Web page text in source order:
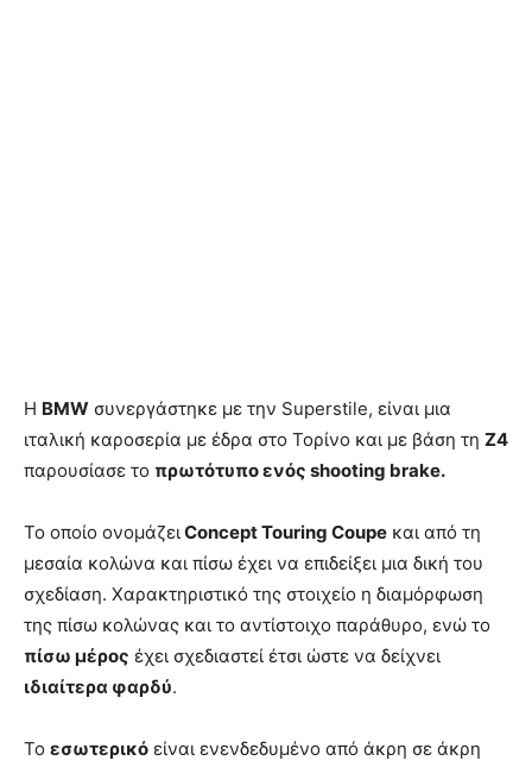
Η ΒΜW συνεργάστηκε με την Superstile, είναι μια
ιταλική καροσερία με έδρα στο Τορίνο και με βάση τη Z4
παρουσίασε το πρωτότυπο ενός shooting brake.
Το οποίο ονομάζειConcept Touring Coupe και από τη
μεσαία κολώνα και πίσω έχει να επιδείξει μια δική του
σχεδίαση. Χαρακτηριστικό της στοιχείο η διαμόρφωση
της πίσω κολώνας και το αντίστοιχο παράθυρο, ενώ το
πίσω μέρος έχει σχεδιαστεί έτσι ώστε να δείχνει
ιδιαίτερα φαρδύ.
Το εσωτερικό είναι ενενδεδυμένο από άκρη σε άκρη